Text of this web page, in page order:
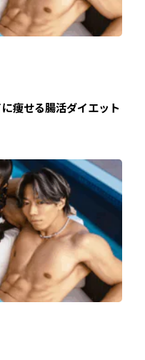
痩せる腸活ダイエット